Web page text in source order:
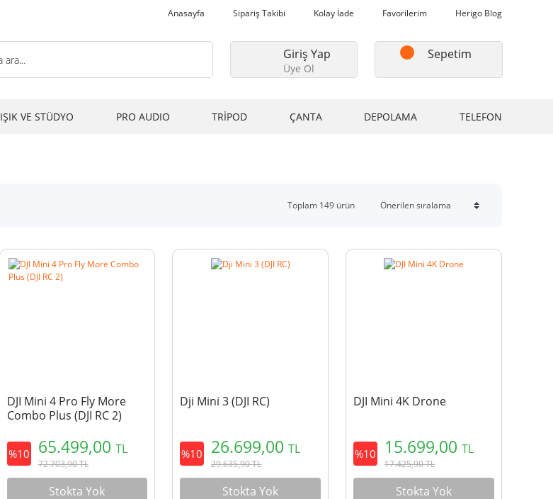
Anasayfa Sipariş Takibi Kolay İade Favorilerim Herigo Blog
Giriş Yap
Üye Ol
Sepetim
IŞIK VE STÜDYO PRO AUDIO TRİPOD ÇANTA DEPOLAMA TELEFON
Toplam 149 ürün
DJI Mini 4 Pro Fly More
Combo Plus (DJI RC 2)
%10 65.499,00 TL
72.703,90TL
Stokta Yok
Dji Mini 3 (DJI RC)
%10 26.699,00TL
29.635,90TL
Stokta Yok
DJI Mini 4K Drone
%10 15.699,00TL
17.425,90TL
Stokta Yok